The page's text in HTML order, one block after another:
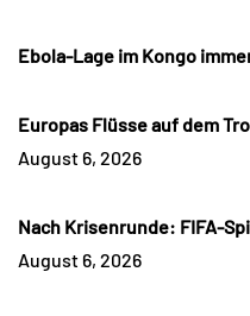
Ebola-Lage im Kongo
Europas Flüsse auf dem
August 6, 2026
Nach Krisenrunde: FIFA-
August 6, 2026